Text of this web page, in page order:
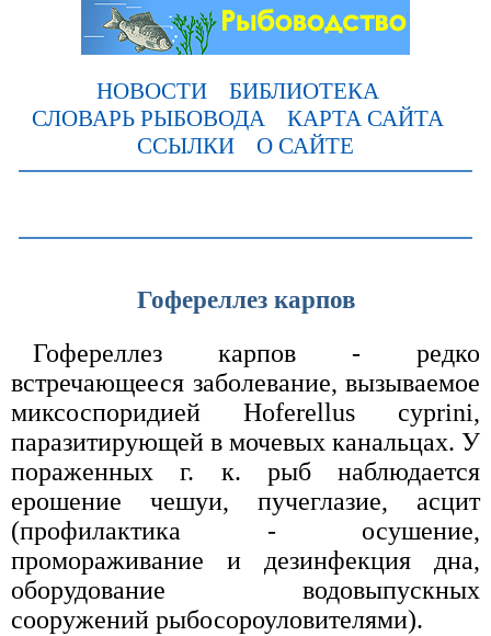
НОВОСТИ
БИБЛИОТЕКА
СЛОВАРЬ РЫБОВОДА
КАРТА САЙТА
ССЫЛКИ
О САЙТЕ
Гофереллез карпов
Гофереллез карпов - редко
встречающееся заболевание, вызываемое
миксоспоридией Ноferellus cyprini,
паразитирующей в мочевых канальцах. У
пораженных г. к. рыб наблюдается
ерошение чешуи, пучеглазие, асцит
(профилактика - осушение,
промораживание и дезинфекция дна,
оборудование водовыпускных
сооружений рыбосороуловителями).